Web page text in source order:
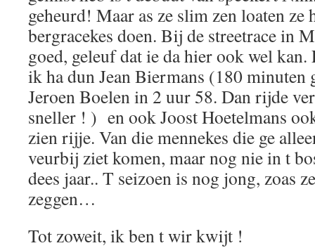
geheurd! Maar as ze slim zen loaten ze
bergracekes doen. Bij de streetrace in
goed, geleuf dat ie da hier ook wel
ik ha dun Jean Biermans (180 minuten
Jeroen Boelen in 2 uur 58. Dan rijde
sneller ! ) en ook Joost Hoetelmans
zien rijje. Van die mennekes die ge
veurbij ziet komen, maar nog nie in t
dees jaar.. T seizoen is nog jong, zoas
zeggen…
Tot zoweit, ik ben t wir kwijt !